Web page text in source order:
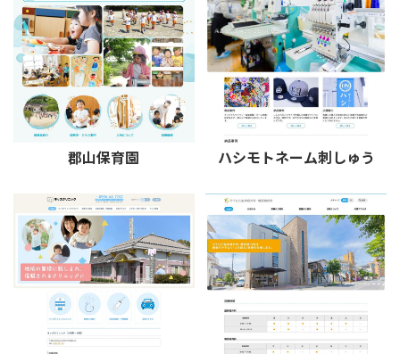
郡山保育園 ハシモトネーム刺しゅう